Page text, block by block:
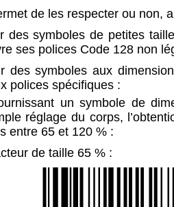
de les respecter ou non,
des symboles de petites
ses polices Code 128 non
des symboles aux
polices spécifiques :
un symbole de
réglage du corps,
entre 65 et 120 % :
de taille 65 % :